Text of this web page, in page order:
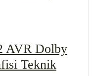
AVR Dolby
Teknik